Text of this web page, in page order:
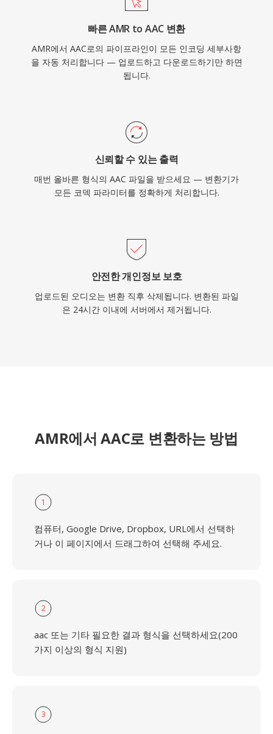
빠른 AMR to AAC 변환
AMR에서 AAC로의 파이프라인이 모든 인코딩 세부사항
을 자동 처리합니다 — 업로드하고 다운로드하기만 하면
됩니다.
신뢰할 수 있는 출력
매번 올바른 형식의 AAC 파일을 받으세요 — 변환기가
모든 코덱 파라미터를 정확하게 처리합니다.
안전한 개인정보 보호
업로드된 오디오는 변환 직후 삭제됩니다. 변환된 파일
은 24시간 이내에 서버에서 제거됩니다.
AMR에서 AAC로 변환하는 방법
1
컴퓨터, Google Drive, Dropbox, URL에서 선택하
거나 이 페이지에서 드래그하여 선택해 주세요.
2
aac 또는 기타 필요한 결과 형식을 선택하세요(200
가지 이상의 형식 지원)
3